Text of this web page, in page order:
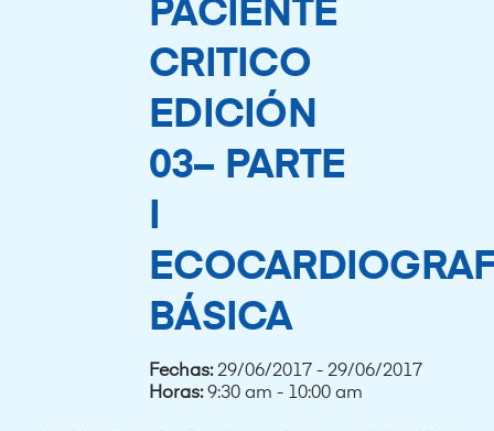
PACIENTE
CRITICO
EDICIÓN
03– PARTE
BÁSICA
Fechas:29/06/2017 - 29/06/2017
Horas:9:30 am - 10:00 am